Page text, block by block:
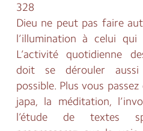
328
Dieu ne peut pas faire
l’illumination à celui qui
L’activité quotidienne
doit se dérouler aussi
possible. Plus vous
japa, la méditation,
l’étude de textes